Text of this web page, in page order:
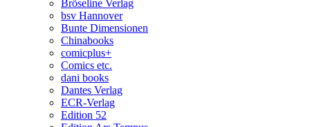
Bröseline Verlag
bsv Hannover
Bunte Dimensionen
Chinabooks
comicplus+
Comics etc.
dani books
Dantes Verlag
ECR-Verlag
Edition 52